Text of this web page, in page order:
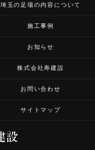
埼玉の足場の内容について
施工事例
お知らせ
株式会社寿建設
お問い合わせ
サイトマップ